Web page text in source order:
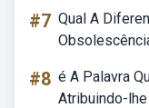
#7 Qual A
#8 é A Palavra
Atribuindo-